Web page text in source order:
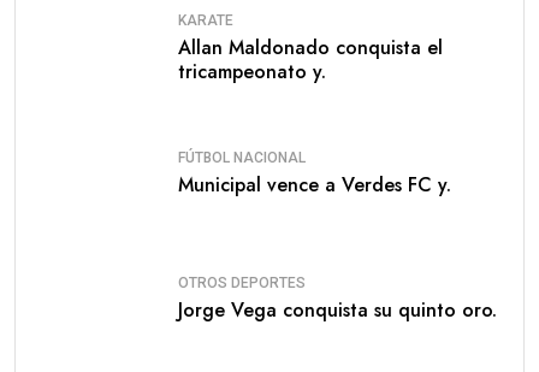
KARATE
Allan Maldonado conquista el
tricampeonato y.
FÚTBOL NACIONAL
Municipal vence a Verdes FC y.
OTROS DEPORTES
Jorge Vega conquista su quinto oro.